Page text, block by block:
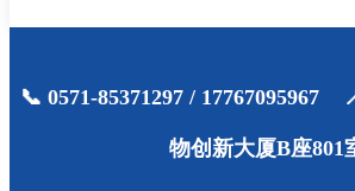
📞 0571-85371297 / 17767095967
物创新大厦B座801